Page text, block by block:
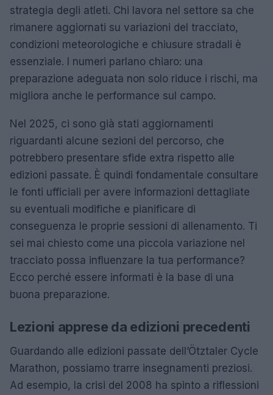
strategia degli atleti. Chi lavora nel settore sa che
rimanere aggiornati su variazioni del tracciato,
condizioni meteorologiche e chiusure stradali è
essenziale. I numeri parlano chiaro: una
preparazione adeguata non solo riduce i rischi, ma
migliora anche le performance sul campo.
Nel 2025, ci sono già stati aggiornamenti
riguardanti alcune sezioni del percorso, che
potrebbero presentare sfide extra rispetto alle
edizioni passate. È quindi fondamentale consultare
le fonti ufficiali per avere informazioni dettagliate
su eventuali modifiche e pianificare di
conseguenza le proprie sessioni di allenamento. Ti
sei mai chiesto come una piccola variazione nel
tracciato possa influenzare la tua performance?
Ecco perché essere informati è la base di una
buona preparazione.
Lezioni apprese da edizioni precedenti
Guardando alle edizioni passate dell’Ötztaler Cycle
Marathon, possiamo trarre insegnamenti preziosi.
Ad esempio, la crisi del 2008 ha spinto a riflessioni